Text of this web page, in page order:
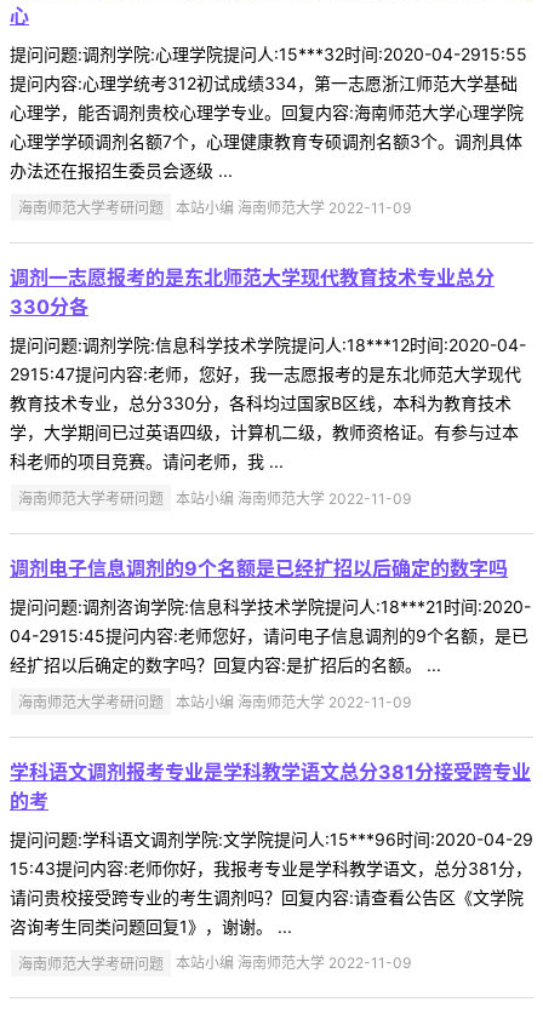
心
提问问题:调剂学院:心理学院提问人:15***32时间:2020-04-2915:55
提问内容:心理学统考312初试成绩334，第一志愿浙江师范大学基础
心理学，能否调剂贵校心理学专业。回复内容:海南师范大学心理学院
心理学学硕调剂名额7个，心理健康教育专硕调剂名额3个。调剂具体
办法还在报招生委员会逐级 ...
海南师范大学考研问题 本站小编 海南师范大学 2022-11-09
调剂一志愿报考的是东北师范大学现代教育技术专业总分
330分各
提问问题:调剂学院:信息科学技术学院提问人:18***12时间:2020-04-
2915:47提问内容:老师，您好，我一志愿报考的是东北师范大学现代
教育技术专业，总分330分，各科均过国家B区线，本科为教育技术
学，大学期间已过英语四级，计算机二级，教师资格证。有参与过本
科老师的项目竞赛。请问老师，我 ...
海南师范大学考研问题 本站小编 海南师范大学 2022-11-09
调剂电子信息调剂的9个名额是已经扩招以后确定的数字吗
提问问题:调剂咨询学院:信息科学技术学院提问人:18***21时间:2020-
04-2915:45提问内容:老师您好，请问电子信息调剂的9个名额，是已
经扩招以后确定的数字吗？回复内容:是扩招后的名额。 ...
海南师范大学考研问题 本站小编 海南师范大学 2022-11-09
学科语文调剂报考专业是学科教学语文总分381分接受跨专业
的考
提问问题:学科语文调剂学院:文学院提问人:15***96时间:2020-04-29
15:43提问内容:老师你好，我报考专业是学科教学语文，总分381分，
请问贵校接受跨专业的考生调剂吗？回复内容:请查看公告区《文学院
咨询考生同类问题回复1》，谢谢。 ...
海南师范大学考研问题 本站小编 海南师范大学 2022-11-09